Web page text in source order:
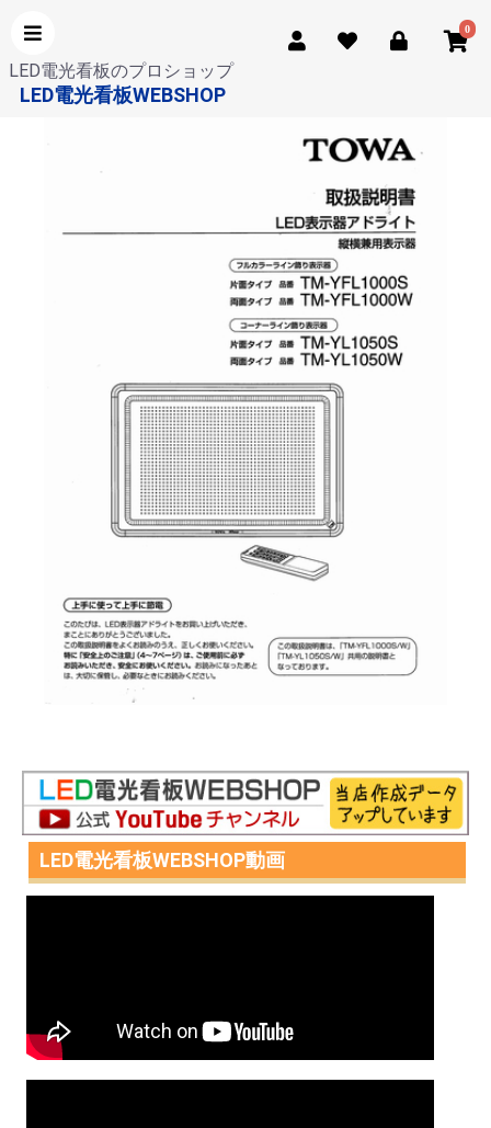
0
LED電光看板のプロショップ
LED電光看板WEBSHOP
LED電光看板WEBSHOP動画